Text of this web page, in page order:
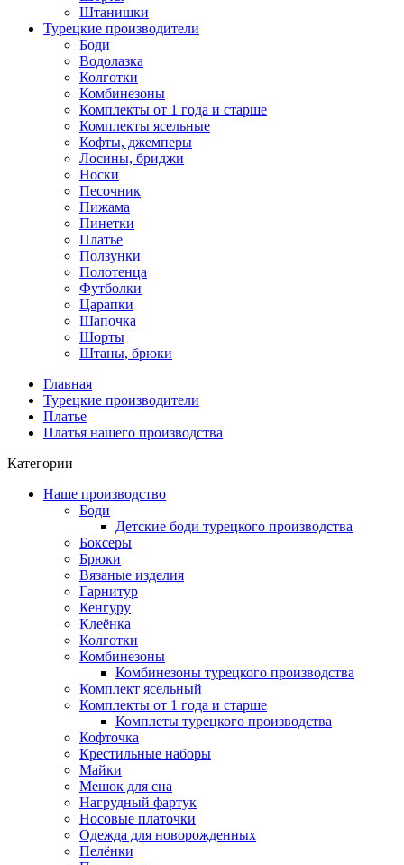
Штанишки
Турецкие производители
Боди
Водолазка
Колготки
Комбинезоны
Комплекты от 1 года и старше
Комплекты ясельные
Кофты, джемперы
Лосины, бриджи
Носки
Песочник
Пижама
Пинетки
Платье
Ползунки
Полотенца
Футболки
Царапки
Шапочка
Шорты
Штаны, брюки
Главная
Турецкие производители
Платье
Платья нашего производства
Категории
Наше производство
Боди
Детские боди турецкого производства
Боксеры
Брюки
Вязаные изделия
Гарнитур
Кенгуру
Клеёнка
Колготки
Комбинезоны
Комбинезоны турецкого производства
Комплект ясельный
Комплекты от 1 года и старше
Комплеты турецкого производства
Кофточка
Крестильные наборы
Майки
Мешок для сна
Нагрудный фартук
Носовые платочки
Одежда для новорожденных
Пелёнки